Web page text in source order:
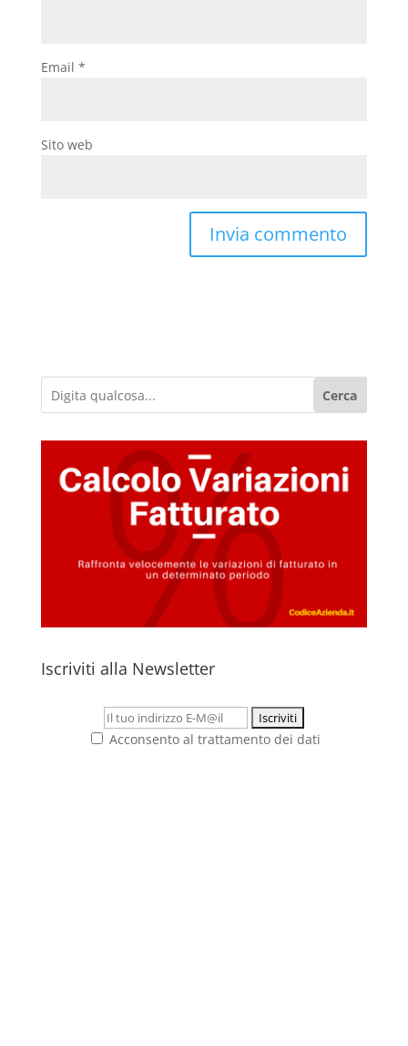
Email *
Sito web
Cerca
Iscriviti alla Newsletter
Acconsento al trattamento dei dati